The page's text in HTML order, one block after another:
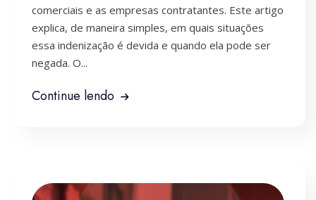
comerciais e as empresas contratantes. Este artigo
explica, de maneira simples, em quais situações
essa indenização é devida e quando ela pode ser
negada. O...
Continue lendo